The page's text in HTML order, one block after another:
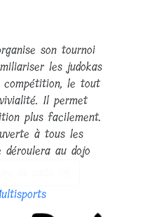
son tournoi
les judokas
le tout
Il permet
plus facilement.
à tous les
au dojo